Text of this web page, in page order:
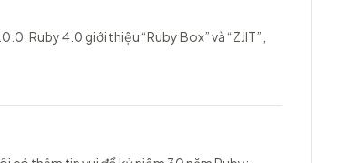
Ruby 4.0 giới thiệu “Ruby Box” và “ZJIT”,